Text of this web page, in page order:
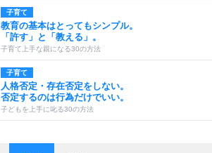
子育て
教育の基本はとってもシンプル。
「許す」と「教える」。
子育て上手な親になる30の方法
子育て
人格否定・存在否定をしない。
否定するのは行為だけでいい。
子どもを上手に叱る30の方法